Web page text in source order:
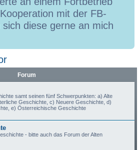
mit der FB-
diese gerne an mich
Forum
samt seinen fünf Schwerpunkten: a) Alte
Geschichte, c) Neuere Geschichte, d)
e) Österreichische Geschichte
- bitte auch das Forum der Alten